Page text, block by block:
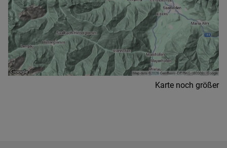
Karte noch größer